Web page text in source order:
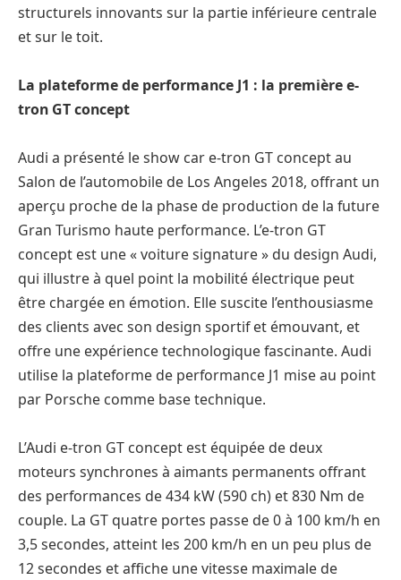
structurels innovants sur la partie inférieure centrale
et sur le toit.
La plateforme de performance J1 : la première e-
tron GT concept
Audi a présenté le show car e-tron GT concept au
Salon de l’automobile de Los Angeles 2018, offrant un
aperçu proche de la phase de production de la future
Gran Turismo haute performance. L’e-tron GT
concept est une « voiture signature » du design Audi,
qui illustre à quel point la mobilité électrique peut
être chargée en émotion. Elle suscite l’enthousiasme
des clients avec son design sportif et émouvant, et
offre une expérience technologique fascinante. Audi
utilise la plateforme de performance J1 mise au point
par Porsche comme base technique.
L’Audi e-tron GT concept est équipée de deux
moteurs synchrones à aimants permanents offrant
des performances de 434 kW (590 ch) et 830 Nm de
couple. La GT quatre portes passe de 0 à 100 km/h en
3,5 secondes, atteint les 200 km/h en un peu plus de
12 secondes et affiche une vitesse maximale de